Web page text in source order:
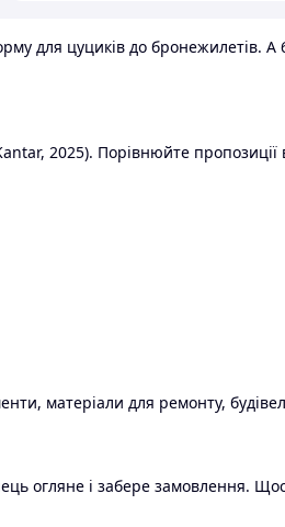
для цуциків до бронежилетів. А
2025). Порівнюйте пропозиції
матеріали для ремонту,
огляне і забере замовлення.